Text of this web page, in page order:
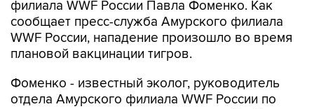
филиала WWF России Павла Фоменко. Как
сообщает пресс-служба Амурского филиала
WWF России, нападение произошло во время
плановой вакцинации тигров.
Фоменко - известный эколог, руководитель
отдела Амурского филиала WWF России по